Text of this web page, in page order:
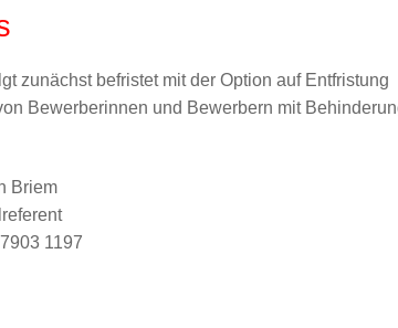
zunächst befristet mit der Option auf Entfristung
Bewerberinnen und Bewerbern mit
Briem
1197